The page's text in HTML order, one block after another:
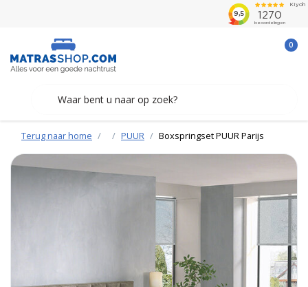
0
Terug naar home PUUR Boxspringset PUUR Parijs